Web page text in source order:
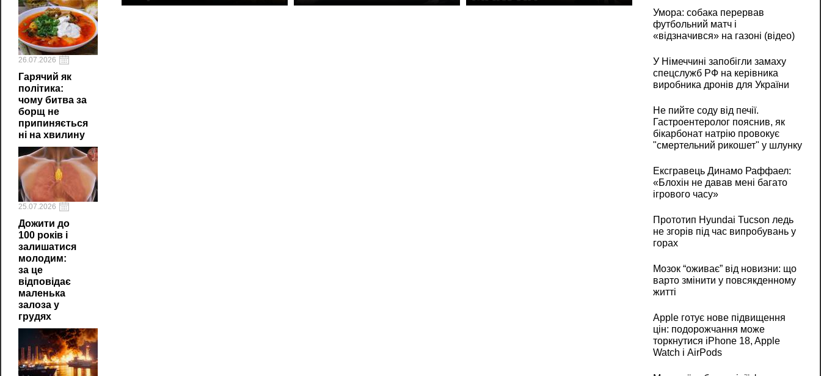
26.07.2026
Гарячий як
політика:
чому битва за
борщ не
припиняється
ні на хвилину
25.07.2026
Дожити до
100 років і
залишатися
молодим:
за це
відповідає
маленька
залоза у
грудях
Умора: собака перервав
футбольний матч і
«відзначився» на газоні (відео)
У Німеччині запобігли замаху
спецслужб РФ на керівника
виробника дронів для України
Не пийте соду від печії.
Гастроентеролог пояснив, як
бікарбонат натрію провокує
"смертельний рикошет" у шлунку
Ексгравець Динамо Раффаел:
«Блохін не давав мені багато
ігрового часу»
Прототип Hyundai Tucson ледь
не згорів під час випробувань у
горах
Мозок “оживає” від новизни: що
варто змінити у повсякденному
житті
Apple готує нове підвищення
цін: подорожчання може
торкнутися iPhone 18, Apple
Watch і AirPods